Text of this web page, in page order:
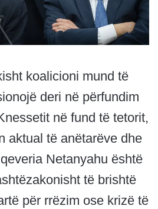
koalicioni mund të
deri në përfundim
në fund të tetorit,
aktual të anëtarëve dhe
Netanyahu është
të brishtë
për rrëzim ose krizë të